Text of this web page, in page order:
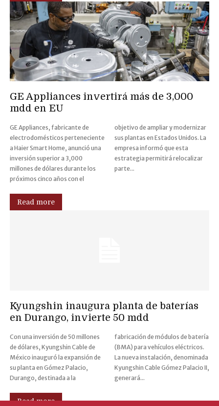
GE Appliances invertirá más de 3,000
mdd en EU
GE Appliances, fabricante de
electrodomésticos perteneciente
a Haier Smart Home, anunció una
inversión superior a 3,000
millones de dólares durante los
próximos cinco años con el
objetivo de ampliar y modernizar
sus plantas en Estados Unidos. La
empresa informó que esta
estrategia permitirá relocalizar
parte...
Read more
Kyungshin inaugura planta de baterías
en Durango, invierte 50 mdd
Con una inversión de 50 millones
de dólares, Kyungshin Cable de
México inauguró la expansión de
su planta en Gómez Palacio,
Durango, destinada a la
fabricación de módulos de batería
(BMA) para vehículos eléctricos.
La nueva instalación, denominada
Kyungshin Cable Gómez Palacio II,
generará...
Read more